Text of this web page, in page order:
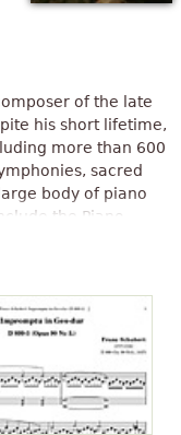
of the late
his short lifetime,
more than 600
sacred
body of piano
the Piano
D. 944, the
Rosamunde, and
Winterreise.
" text is